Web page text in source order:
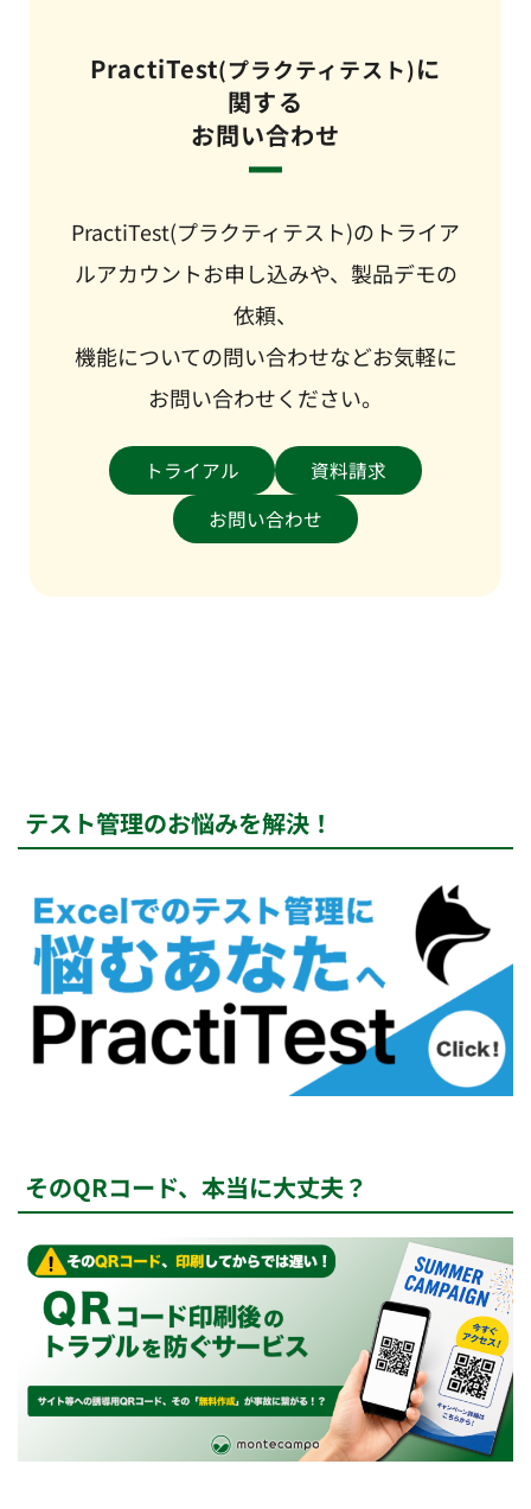
PractiTest(プラクティテスト)に
関する
お問い合わせ
PractiTest(プラクティテスト)のトライア
ルアカウントお申し込みや、製品デモの
依頼、
機能についての問い合わせなどお気軽に
お問い合わせください。
トライアル
資料請求
お問い合わせ
テスト管理のお悩みを解決！
そのQRコード、本当に大丈夫？